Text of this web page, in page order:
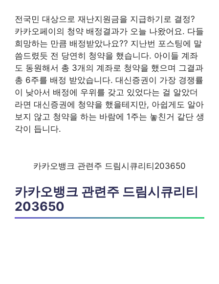
전국민 대상으로 재난지원금을 지급하기로 결정?
카카오페이의 청약 배정결과가 오늘 나왔어요. 다들
희망하는 만큼 배정받았나요?? 지난번 포스팅에 말
씀드렸듯 전 당연히 청약을 했습니다. 아이들 계좌
도 동원해서 총 3개의 계좌로 청약을 했으며 그결과
총 6주를 배정 받았습니다. 대신증권이 가장 경쟁률
이 낮아서 배정에 우위를 갖고 있었다는 걸 알았더
라면 대신증권에 청약을 했을테지만, 아쉽게도 알아
보지 않고 청약을 하는 바람에 1주는 놓친거 같단 생
각이 듭니다.
카카오뱅크 관련주 드림시큐리티203650
카카오뱅크 관련주 드림시큐리티
203650